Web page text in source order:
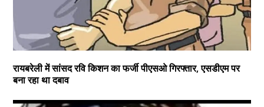
रायबरेली में सांसद रवि किशन का फर्जी पीएसओ गिरफ्तार, एसडीएम पर
बना रहा था दबाव